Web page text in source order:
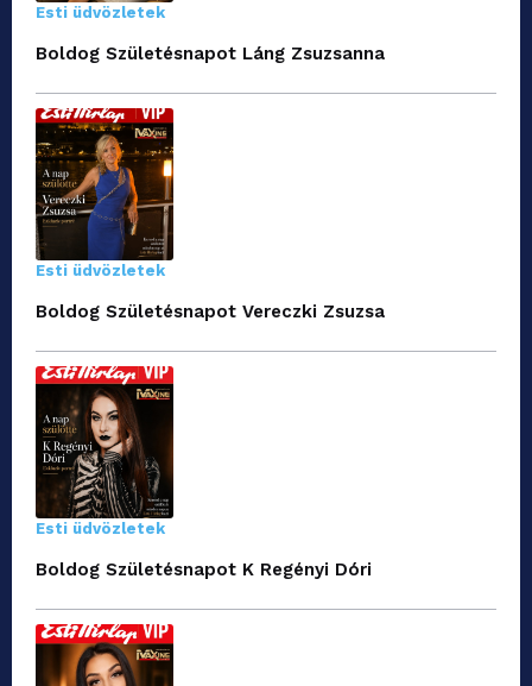
Esti üdvözletek
Boldog Születésnapot Láng Zsuzsanna
Esti üdvözletek
Boldog Születésnapot Vereczki Zsuzsa
Esti üdvözletek
Boldog Születésnapot K Regényi Dóri